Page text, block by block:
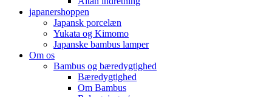
japanershoppen
Japansk porcelæn
Yukata og Kimomo
Japanske bambus lamper
Om os
Bambus og bæredygtighed
Bæredygtighed
Om Bambus